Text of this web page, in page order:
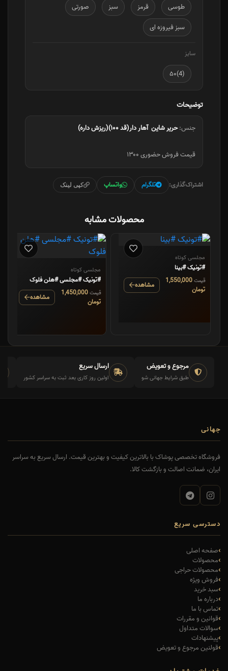
طوسی قرمز سبز
صورتی
سبز فیروزه ای
سایز
(4)۵۰
توضیحات
جنس:حریر شاین آهار دار(قد ۱۰۰)(ریزش داره)
قیمت فروش حضوری ۱۳۰۰
اشتراک‌گذاری: تلگرام واتساپ کپی لینک
محصولات مشابه
مجلسی کوتاه
#تونیک #بینا
قیمت1,550,000
تومان
مشاهده
مجلسی کوتاه
#تونیک #مجلسی #هلن فلوک
قیمت 1,450,000
تومان
مشاهده
مرجوع و تعویض
طبق شرایط جهانی شو
ارسال سریع
اولین روز کاری بعد ثبت به سراسر کشور
جهانی
فروشگاه تخصصی پوشاک با بالاترین کیفیت و بهترین قیمت. ارسال سریع به سراسر
ایران، ضمانت اصالت و بازگشت کالا.
دسترسی سریع
صفحه اصلی
محصولات
محصولات حراجی
فروش ویژه
سبد خرید
درباره ما
تماس با ما
قوانین و مقررات
سوالات متداول
پیشنهادات
قولنین مرجوع و تعویض